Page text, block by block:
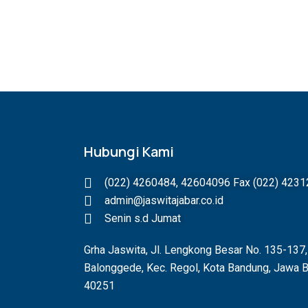
Hubungi Kami
(022) 4260484, 42604096 Fax (022)
admin@jaswitajabar.co.id
Senin s.d Jumat
Grha Jaswita, Jl. Lengkong Besar No. 135-137,
Balonggede, Kec. Regol, Kota Bandung, Jawa
40251